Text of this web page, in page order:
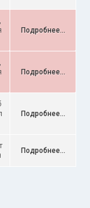
Подробнее...
Подробнее...
Подробнее...
Подробнее...